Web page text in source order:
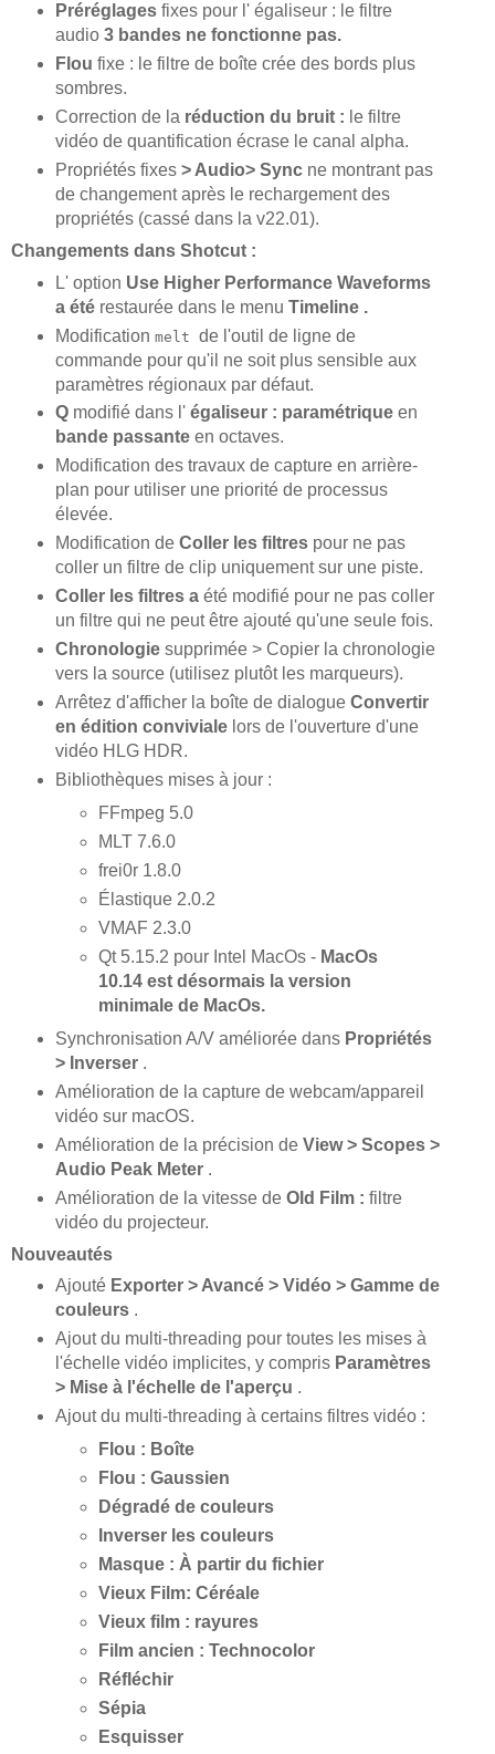
Préréglagesfixes pour l' égaliseur : le filtre
audio 3 bandes ne fonctionne pas.
Flou fixe : le filtre de boîte crée des bords plus
sombres.
Correction de la réduction du bruit : le filtre
vidéo de quantification écrase le canal alpha.
Propriétés fixes > Audio> Syncne montrant pas
de changement après le rechargement des
propriétés (cassé dans la v22.01).
Changements dans Shotcut :
L' option Use Higher Performance Waveforms
a étérestaurée dans le menu Timeline .
Modification melt de l'outil de ligne de
commande pour qu'il ne soit plus sensible aux
paramètres régionaux par défaut.
Qmodifié dans l' égaliseur : paramétriqueen
bande passanteen octaves.
Modification des travaux de capture en arrière-
plan pour utiliser une priorité de processus
élevée.
Modification de Coller les filtrespour ne pas
coller un filtre de clip uniquement sur une piste.
Coller les filtres aété modifié pour ne pas coller
un filtre qui ne peut être ajouté qu'une seule fois.
Chronologiesupprimée > Copier la chronologie
vers la source (utilisez plutôt les marqueurs).
Arrêtez d'afficher la boîte de dialogue Convertir
en édition convivialelors de l'ouverture d'une
vidéo HLG HDR.
Bibliothèques mises à jour :
FFmpeg 5.0
MLT 7.6.0
frei0r 1.8.0
Élastique 2.0.2
VMAF 2.3.0
Qt 5.15.2 pour Intel MacOs - MacOs
10.14 est désormais la version
minimale de MacOs.
Synchronisation A/V améliorée dans Propriétés
> Inverser.
Amélioration de la capture de webcam/appareil
vidéo sur macOS.
Amélioration de la précision de View > Scopes >
Audio Peak Meter.
Amélioration de la vitesse de Old Film : filtre
vidéo du projecteur.
Nouveautés
Ajouté Exporter > Avancé > Vidéo > Gamme de
couleurs.
Ajout du multi-threading pour toutes les mises à
l'échelle vidéo implicites, y compris Paramètres
> Mise à l'échelle de l'aperçu .
Ajout du multi-threading à certains filtres vidéo :
Flou : Boîte
Flou : Gaussien
Dégradé de couleurs
Inverser les couleurs
Masque : À partir du fichier
Vieux Film: Céréale
Vieux film : rayures
Film ancien : Technocolor
Réfléchir
Sépia
Esquisser